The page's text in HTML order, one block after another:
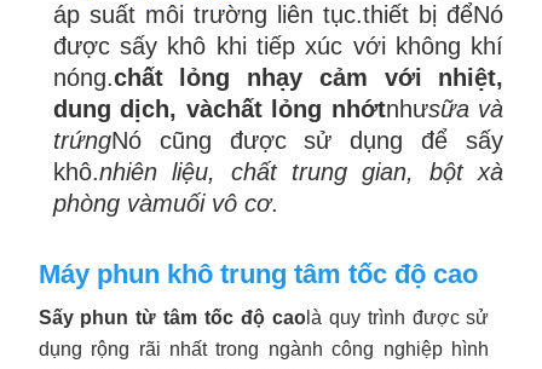
áp suất môi trường liên tục.thiết bị đểNó
được sấy khô khi tiếp xúc với không khí
nóng.chất lỏng nhạy cảm với nhiệt,
dung dịch, vàchất lỏng nhớtnhưsữa và
trứngNó cũng được sử dụng để sấy
khô.nhiên liệu, chất trung gian, bột xà
phòng vàmuối vô cơ.
Máy phun khô trung tâm tốc độ cao
Sấy phun từ tâm tốc độ caolà quy trình được sử
dụng rộng rãi nhất trong ngành công nghiệp hình